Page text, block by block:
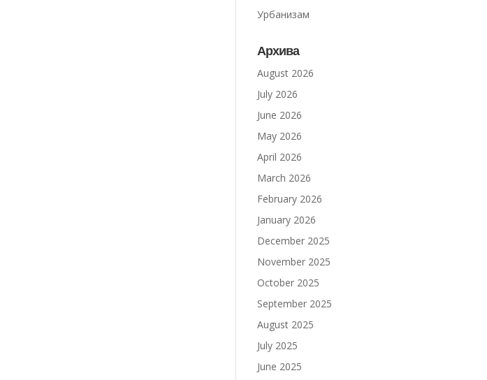
Урбанизам
Архива
August 2026
July 2026
June 2026
May 2026
April 2026
March 2026
February 2026
January 2026
December 2025
November 2025
October 2025
September 2025
August 2025
July 2025
June 2025